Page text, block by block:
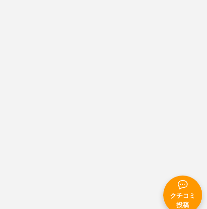
クチコミ
投稿